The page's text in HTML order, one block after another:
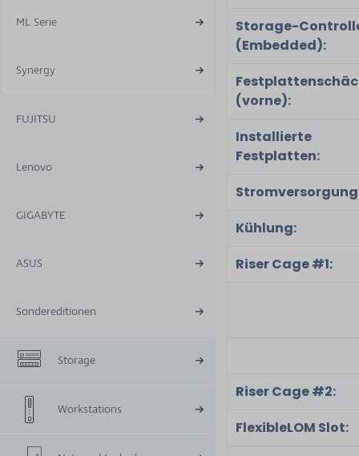
ML Serie
Synergy
FUJITSU
Lenovo
GIGABYTE
ASUS
Sondereditionen
Storage
Workstations
Storage-
(Embedded):
(vorne):
Installierte
Festplatten:
Kühlung:
Riser Cage #1:
Riser Cage #2:
FlexibleLOM Slot: